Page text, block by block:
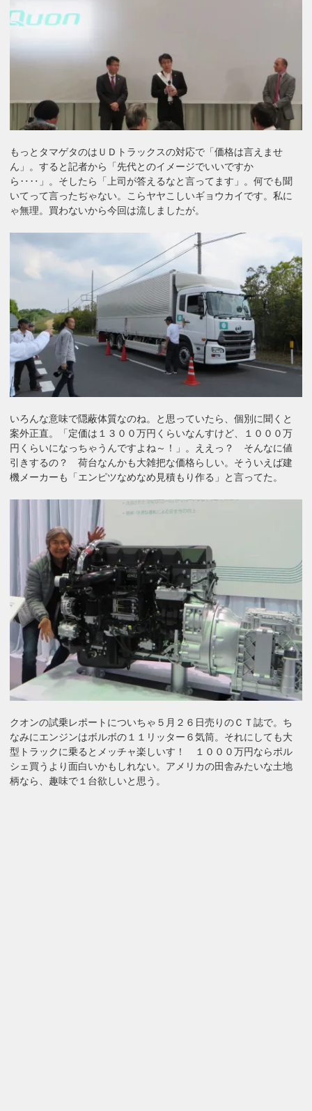
もっとタマゲタのはＵＤトラックスの対応で「価格は言えませ
ん」。すると記者から「先代とのイメージでいいですか
ら‥‥」。そしたら「上司が答えるなと言ってます」。何でも聞
いてって言ったぢゃない。こらヤヤこしいギョウカイです。私に
ゃ無理。買わないから今回は流しましたが。
いろんな意味で隠蔽体質なのね。と思っていたら、個別に聞くと
案外正直。「定価は１３００万円くらいなんすけど、１０００万
円くらいになっちゃうんですよね～！」。ええっ？ そんなに値
引きするの？ 荷台なんかも大雑把な価格らしい。そういえば建
機メーカーも「エンピツなめなめ見積もり作る」と言ってた。
クオンの試乗レポートについちゃ５月２６日売りのＣＴ誌で。ち
なみにエンジンはボルボの１１リッター６気筒。それにしても大
型トラックに乗るとメッチャ楽しいす！ １０００万円ならポル
シェ買うより面白いかもしれない。アメリカの田舎みたいな土地
柄なら、趣味で１台欲しいと思う。